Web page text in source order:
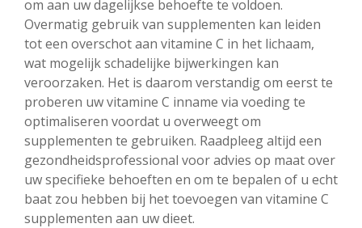
om aan uw dagelijkse behoefte te voldoen.
Overmatig gebruik van supplementen kan leiden
tot een overschot aan vitamine C in het lichaam,
wat mogelijk schadelijke bijwerkingen kan
veroorzaken. Het is daarom verstandig om eerst te
proberen uw vitamine C inname via voeding te
optimaliseren voordat u overweegt om
supplementen te gebruiken. Raadpleeg altijd een
gezondheidsprofessional voor advies op maat over
uw specifieke behoeften en om te bepalen of u echt
baat zou hebben bij het toevoegen van vitamine C
supplementen aan uw dieet.